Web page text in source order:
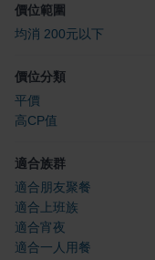
價位範圍
均消 200元以下
價位分類
平價
高CP值
適合族群
適合朋友聚餐
適合上班族
適合宵夜
適合一人用餐